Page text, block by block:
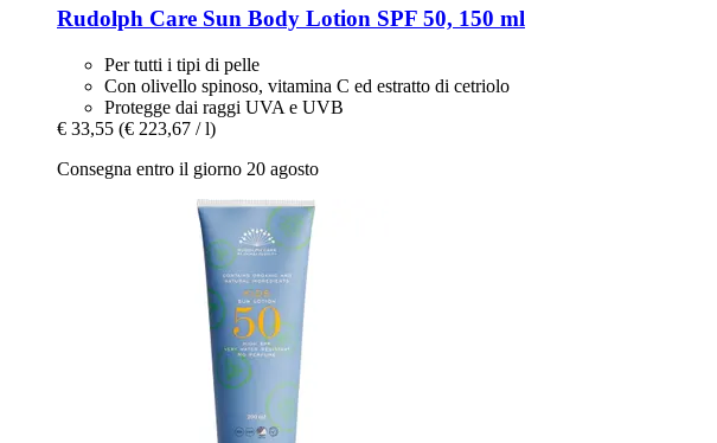
Rudolph Care Sun Body Lotion SPF 50, 150 ml
Per tutti i tipi di pelle
Con olivello spinoso, vitamina C ed estratto di cetriolo
Protegge dai raggi UVA e UVB
€ 33,55 (€ 223,67 / l)
Consegna entro il giorno 20 agosto